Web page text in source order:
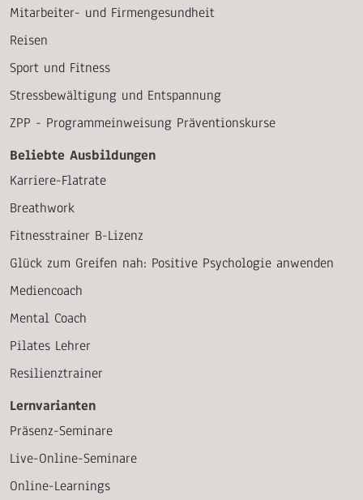
Mitarbeiter- und Firmengesundheit
Reisen
Sport und Fitness
Stressbewältigung und Entspannung
ZPP - Programmeinweisung Präventionskurse
Beliebte Ausbildungen
Karriere-Flatrate
Breathwork
Fitnesstrainer B-Lizenz
Glück zum Greifen nah: Positive Psychologie anwenden
Mediencoach
Mental Coach
Pilates Lehrer
Resilienztrainer
Lernvarianten
Präsenz-Seminare
Live-Online-Seminare
Online-Learnings